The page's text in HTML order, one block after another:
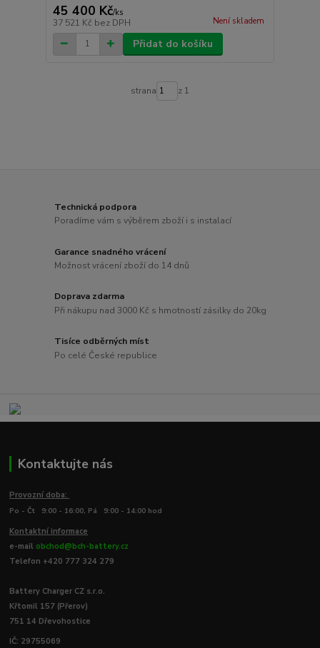
45 400 Kč/ks
37 521 Kč bez DPH Není skladem
Přidat do košíku
strana z 1
Technická podpora
Poradíme vám s výběrem zboží i s instalací
Garance snadného vrácení
Možnost vrácení zboží do 14 dnů
Doprava zdarma
Při nákupu nad 3000 Kč s hmotností zásilky do 20kg
Tisíce odběrných míst
Po celé České republice
Kontaktujte nás
Provozní doba:
Po - Čt 9:00 - 16:00, Pá 9:00 - 14:00 hod
Kontaktní informace
e-mail obchod@bch-battery.cz
Telefon +420 777 324 279
Battery Charger CZ s.r.o.
Křtomil 157 (Přerov)
751 14 Dřevohostice
IČ: 29755069